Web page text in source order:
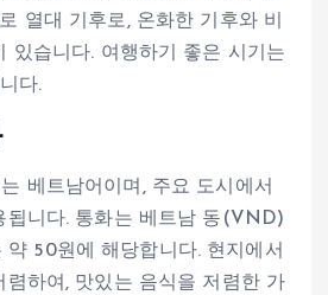
열대 기후로, 온화한 기후와 비
있습니다. 여행하기 좋은 시기는
다.
베트남어이며, 주요 도시에서
됩니다. 통화는 베트남 동(VND)
50원에 해당합니다. 현지에서
렴하여, 맛있는 음식을 저렴한 가